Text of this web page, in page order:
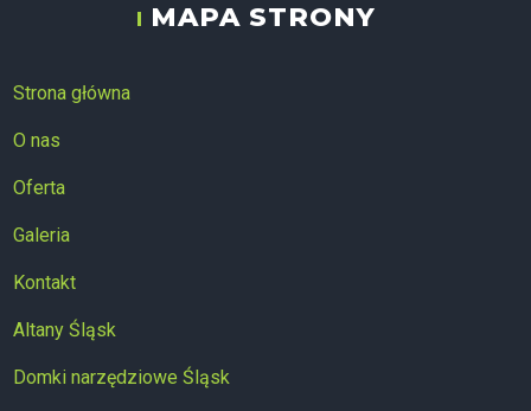
ALTAN-STYL
MAPA STRONY
Strona główna
O nas
Oferta
Galeria
Kontakt
Altany Śląsk
Domki narzędziowe Śląsk